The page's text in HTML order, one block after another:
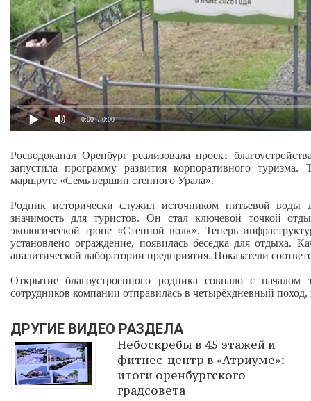
0:00 / 0:00
Росводоканал Оренбург реализовала проект
запустила программу развития корпоративного
маршруте «Семь вершин степного Урала».
Родник исторически служил источником питьевой
значимость для туристов. Он стал ключевой точкой
экологической тропе «Степной волк». Теперь
установлено ограждение, появилась беседка для отдыха.
аналитической лаборатории предприятия. Показатели
Открытие благоустроенного родника совпало с началом
сотрудников компании отправилась в четырёхдневный
ДРУГИЕ ВИДЕО РАЗДЕЛА
Небоскребы в 45 этажей и
фитнес-центр в «Атриуме»:
итоги оренбургского
градсовета